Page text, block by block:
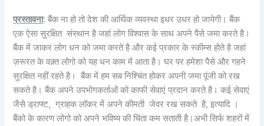
प्रस्तावना: बैंक ना हो तो देश की आर्थिक व्यवस्था इधर उधर हो जायेगी। बैंक
एक ऐसा सुरक्षित संस्थान है जहां लोग विश्वास के साथ अपने पैसे जमा करते है।
बैंक में जाकर लोग धन को जमा करते है और कई प्रकार के स्कीम्स होते है जहां
ज़रूरत के वक़्त लोगो को यह धन काम में आता है। घर पर हमेशा पैसे और गहने
सुरक्षित नहीं रहते है। बैंक में हम सब निश्चिंत होकर अपनी जमा पूंजी को रख
सकते है। बैंक अपने उपभोगकर्ताओं को काफी सेवाएं प्रदान करते है। कई सेवाएं
जैसे ड्राफ्ट, ग्राहक लॉकर में अपने कीमती जेवर रख सकते है, इत्यादि ।
बैंको के कारण लोगो को अपने भविष्य की चिंता कम सताती है।अभी सिर्फ शहरों में